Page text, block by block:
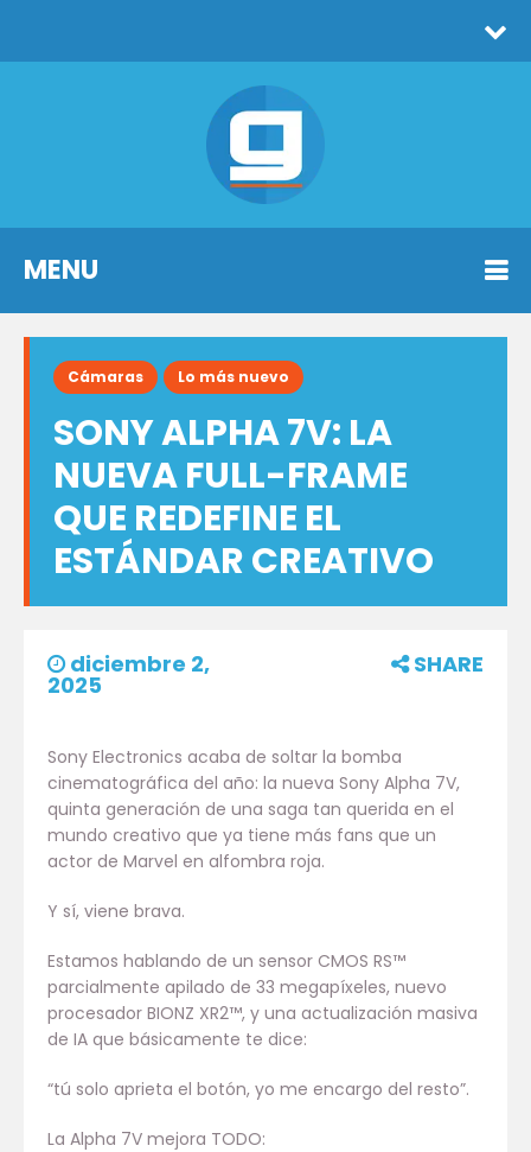
MENU
Cámaras Lo más nuevo
SONY ALPHA 7V: LA
NUEVA FULL-FRAME
QUE REDEFINE EL
ESTÁNDAR CREATIVO
diciembre 2,
2025
SHARE
Sony Electronics acaba de soltar la bomba
cinematográfica del año: la nueva Sony Alpha 7V,
quinta generación de una saga tan querida en el
mundo creativo que ya tiene más fans que un
actor de Marvel en alfombra roja.
Y sí, viene brava.
Estamos hablando de un sensor CMOS RS™
parcialmente apilado de 33 megapíxeles, nuevo
procesador BIONZ XR2™, y una actualización masiva
de IA que básicamente te dice:
“tú solo aprieta el botón, yo me encargo del resto”.
La Alpha 7V mejora TODO: